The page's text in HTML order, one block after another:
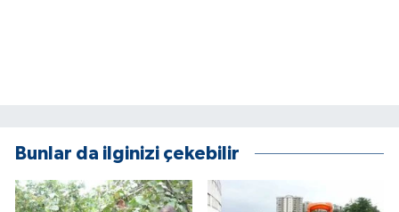
Bunlar da ilginizi çekebilir